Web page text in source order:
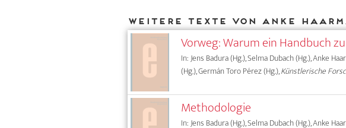
Weitere Texte von Anke
Vorweg: Warum ein Handbuch
In: Jens Badura (Hg.), Selma Dubach (Hg.), Anke
(Hg.), Germán Toro Pérez (Hg.),Künstlerische
Methodologie
In: Jens Badura (Hg.), Selma Dubach (Hg.), Anke